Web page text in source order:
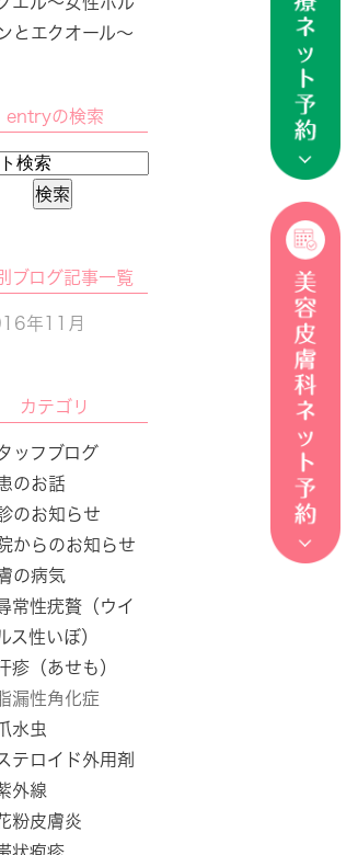
とエクオール～
entryの検索
ブログ記事一覧
年11月
カテゴリ
ッフブログ
のお話
のお知らせ
からのお知らせ
の病気
常性疣贅（ウイ
ス性いぼ）
疹（あせも）
漏性角化症
水虫
テロイド外用剤
外線
粉皮膚炎
状疱疹